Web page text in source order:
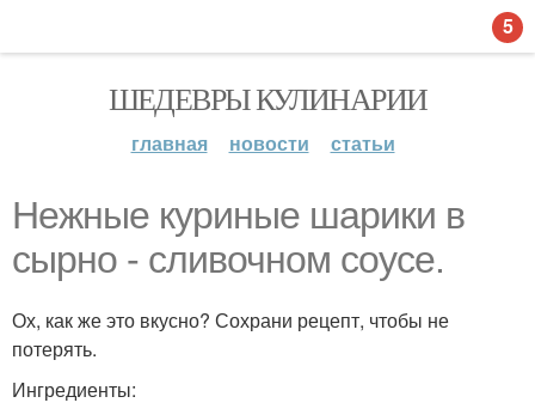
ШЕДЕВРЫ КУЛИНАРИИ
главная новости статьи
Нежные куриные шарики в
сырно - сливочном соусе.
Ох, как же это вкусно? Сохрани рецепт, чтобы не
потерять.
Ингредиенты:
5